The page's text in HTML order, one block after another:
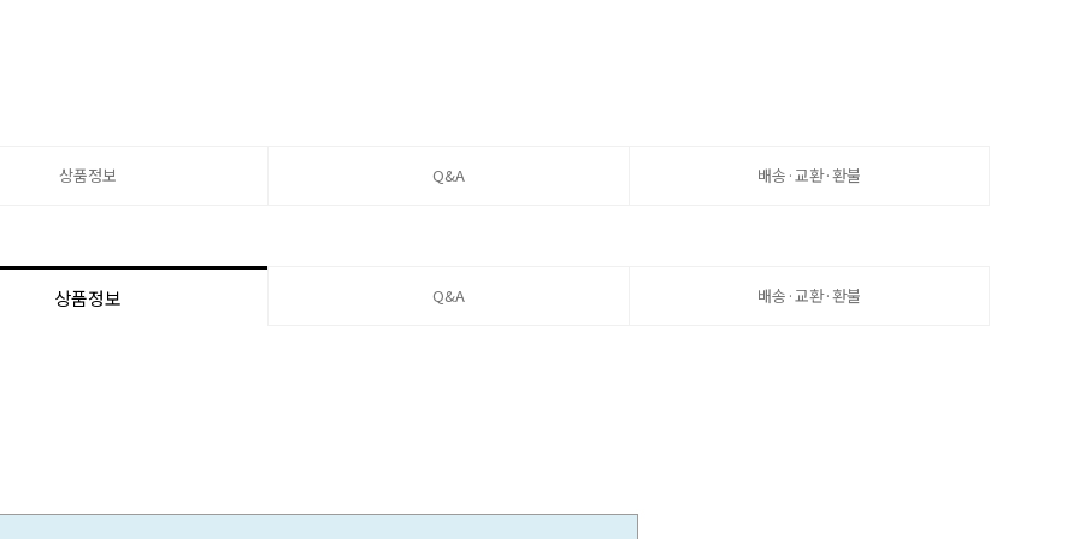
상품정보 Q&A 배송·교환·환불
상품정보 Q&A 배송·교환·환불